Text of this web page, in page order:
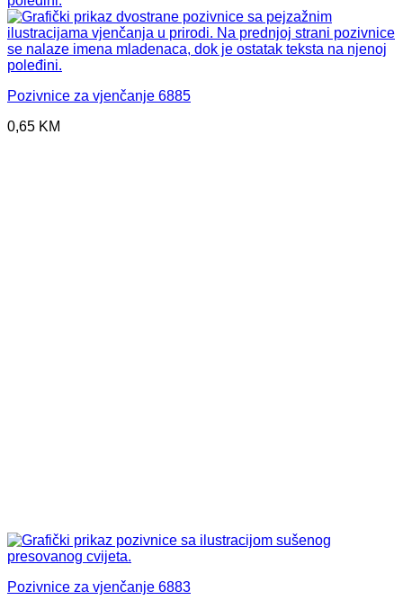
Pozivnice za vjenčanje 6885
0,65 KM
Pozivnice za vjenčanje 6883